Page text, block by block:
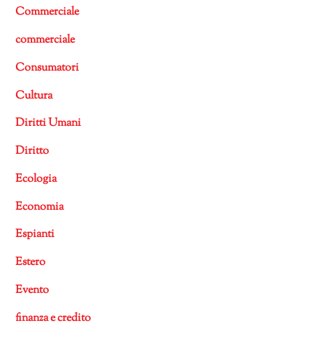
Commerciale
commerciale
Consumatori
Cultura
Diritti Umani
Diritto
Ecologia
Economia
Espianti
Estero
Evento
finanza e credito